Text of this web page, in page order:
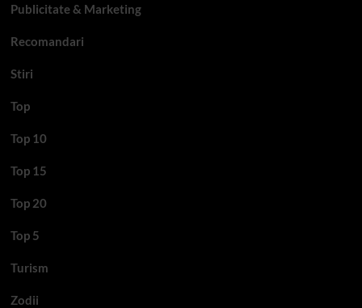
Publicitate & Marketing
Recomandari
Stiri
Top
Top 10
Top 15
Top 20
Top 5
Turism
Zodii